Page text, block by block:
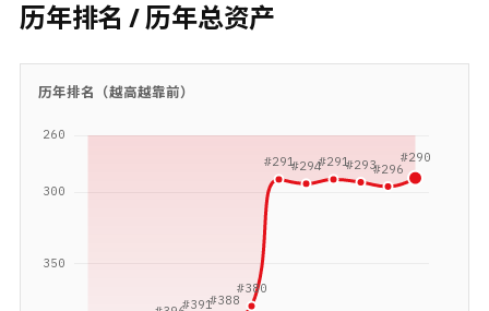
历年排名 / 历年总资产
历年排名（越高越靠前）